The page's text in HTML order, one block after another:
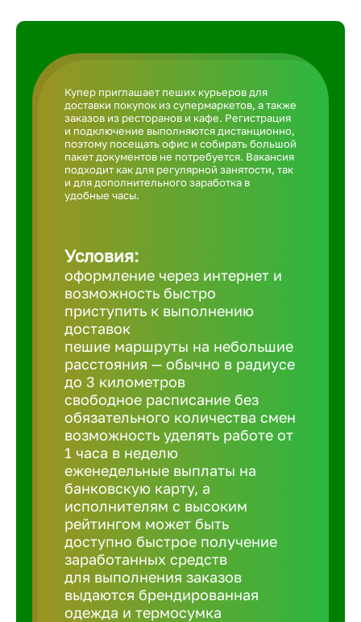
Ачинск
Белгород
Купер приглашает пеших курьеров для
доставки покупок из супермаркетов, а также
заказов из ресторанов и кафе. Регистрация
и подключение выполняются дистанционно,
поэтому посещать офис и собирать большой
пакет документов не потребуется. Вакансия
подходит как для регулярной занятости, так
и для дополнительного заработка в
удобные часы.
Условия:
оформление через интернет и
возможность быстро
приступить к выполнению
доставок
пешие маршруты на небольшие
расстояния — обычно в радиусе
до 3 километров
свободное расписание без
обязательного количества смен
возможность уделять работе от
1 часа в неделю
еженедельные выплаты на
банковскую карту, а
исполнителям с высоким
рейтингом может быть
доступно быстрое получение
заработанных средств
для выполнения заказов
выдаются брендированная
одежда и термосумка